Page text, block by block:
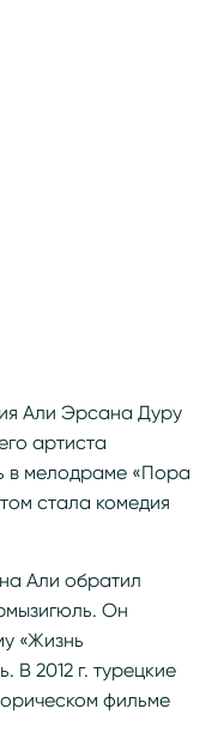
Али Эрсана Дуру
артиста
в мелодраме «Пора
стала комедия
Али обратил
Он
«Жизнь
В 2012 г. турецкие
фильме